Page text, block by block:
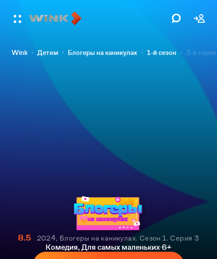
Wink Детям Блогеры на каникулах 1-й сезон 3-я серия
8.5
2024, Блогеры на каникулах. Сезон 1. Серия 3
Комедия, Для самых маленьких 6+